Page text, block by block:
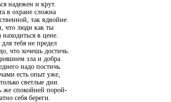
надежен и крут.
в охране сложна
так вдвойне.
что люди как ты
находиться в цене.
тебя не предел
что хочешь достичь.
зла и добра
надо постичь.
есть опыт уже,
светлые дни.
же спокойней порой-
себя береги.